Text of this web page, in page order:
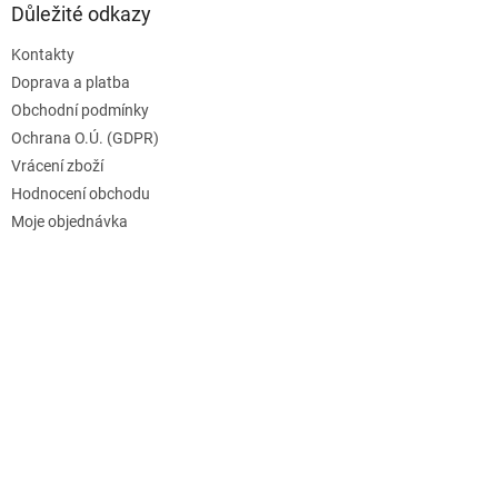
Důležité odkazy
Kontakty
Doprava a platba
Obchodní podmínky
Ochrana O.Ú. (GDPR)
Vrácení zboží
Hodnocení obchodu
Moje objednávka